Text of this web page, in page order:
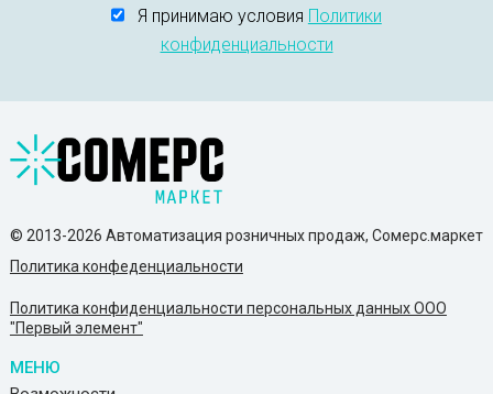
Я принимаю условия Политики
конфиденциальности
© 2013-2026 Автоматизация розничных продаж, Сомерс.маркет
Политика конфеденциальности
Политика конфиденциальности персональных данных ООО
"Первый элемент"
МЕНЮ